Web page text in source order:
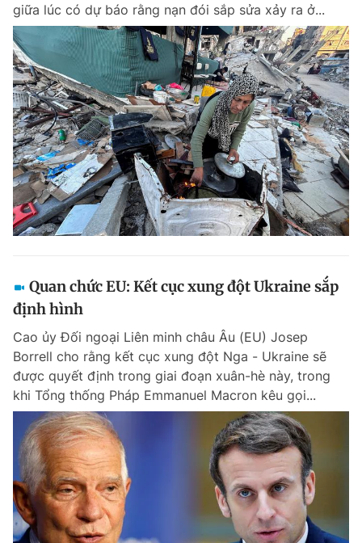
giữa lúc có dự báo rằng nạn đói sắp sửa xảy ra ở...
Quan chức EU: Kết cục xung đột Ukraine sắp
định hình
Cao ủy Đối ngoại Liên minh châu Âu (EU) Josep
Borrell cho rằng kết cục xung đột Nga - Ukraine sẽ
được quyết định trong giai đoạn xuân-hè này, trong
khi Tổng thống Pháp Emmanuel Macron kêu gọi...